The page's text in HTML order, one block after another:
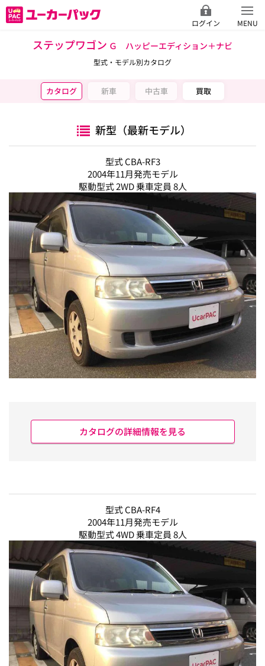
ログイン MENU
ステップワゴン Ｇ ハッピーエディション＋ナビ
型式・モデル別カタログ
カタログ 新車 中古車 買取
新型（最新モデル）
型式 CBA-RF3
2004年11月発売モデル
駆動型式 2WD 乗車定員 8人
カタログの詳細情報を見る
型式 CBA-RF4
2004年11月発売モデル
駆動型式 4WD 乗車定員 8人